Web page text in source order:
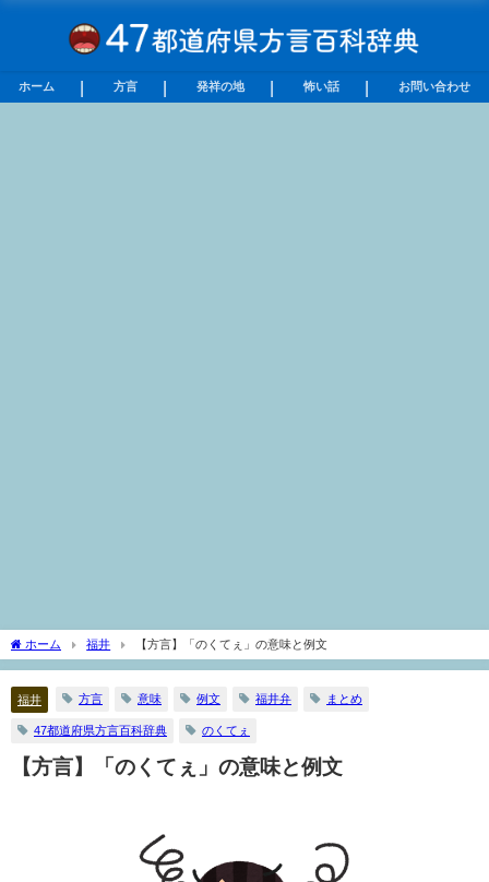
ホーム 方言 発祥の地 怖い話 お問い合わせ
ホーム 福井 【方言】「のくてぇ」の意味と例文
福井 方言 意味 例文 福井弁 まとめ
47都道府県方言百科辞典 のくてぇ
【方言】「のくてぇ」の意味と例文